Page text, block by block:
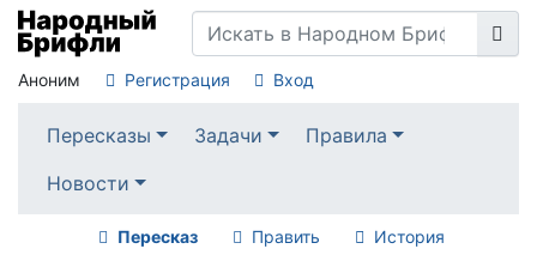
Аноним Регистрация Вход
Пересказы Задачи
Правила
Новости
Пересказ Править История